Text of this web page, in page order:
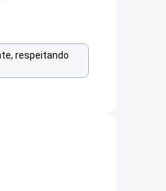
respeitando